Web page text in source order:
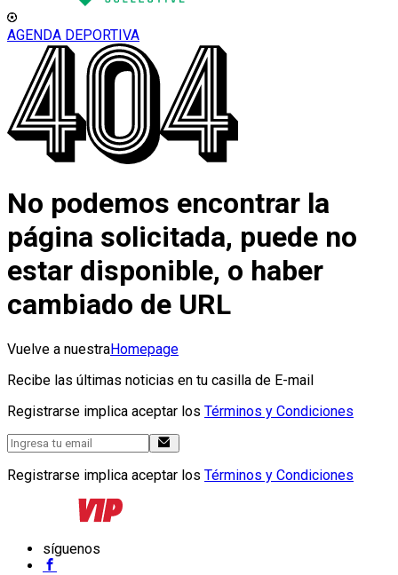
AGENDA DEPORTIVA
No podemos encontrar la
página solicitada, puede no
estar disponible, o haber
cambiado de URL
Vuelve a nuestraHomepage
Recibe las últimas noticias en tu casilla de E-mail
Registrarse implica aceptar los Términos y Condiciones
Registrarse implica aceptar los Términos y Condiciones
síguenos